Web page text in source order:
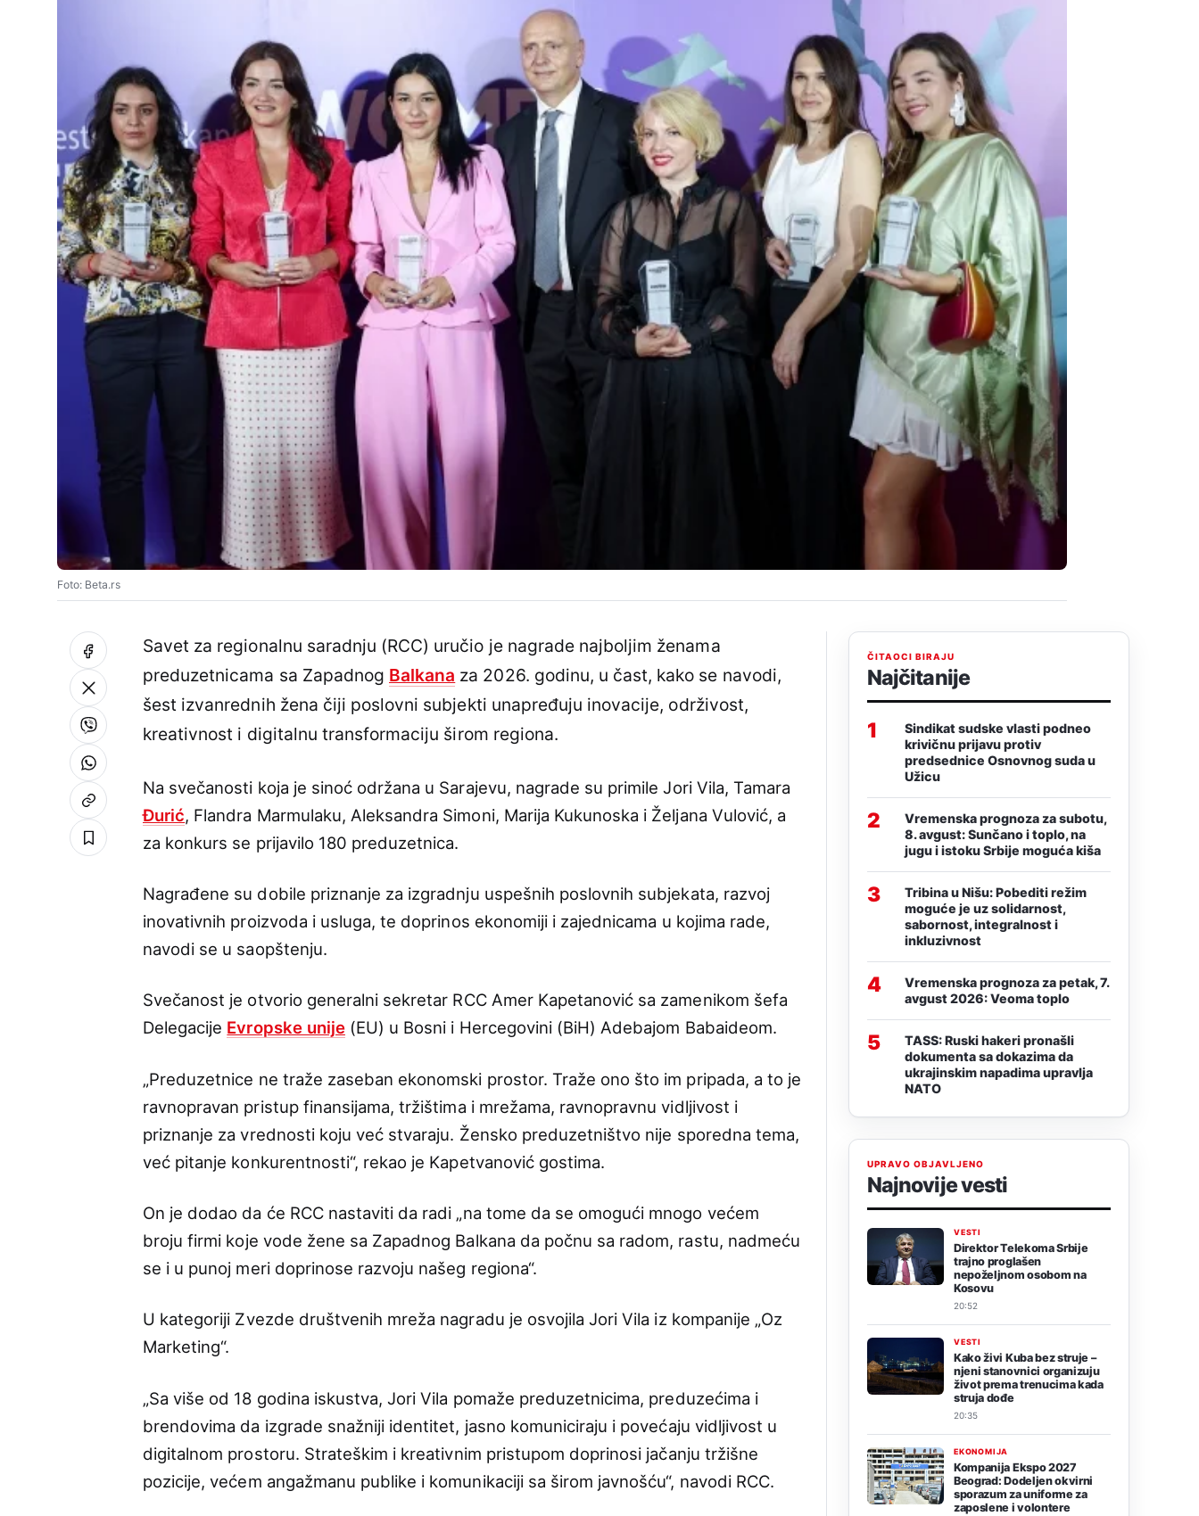
Foto: Beta.rs
Savet za regionalnu saradnju (RCC) uručio je nagrade najboljim ženama
preduzetnicama sa Zapadnog Balkana za 2026. godinu, u čast, kako se navodi,
šest izvanrednih žena čiji poslovni subjekti unapređuju inovacije, održivost,
kreativnost i digitalnu transformaciju širom regiona.
Na svečanosti koja je sinoć održana u Sarajevu, nagrade su primile Jori Vila, Tamara
Đurić, Flandra Marmulaku, Aleksandra Simoni, Marija Kukunoska i Željana Vulović, a
za konkurs se prijavilo 180 preduzetnica.
Nagrađene su dobile priznanje za izgradnju uspešnih poslovnih subjekata, razvoj
inovativnih proizvoda i usluga, te doprinos ekonomiji i zajednicama u kojima rade,
navodi se u saopštenju.
Svečanost je otvorio generalni sekretar RCC Amer Kapetanović sa zamenikom šefa
Delegacije Evropske unije(EU) u Bosni i Hercegovini (BiH) Adebajom Babaideom.
„Preduzetnice ne traže zaseban ekonomski prostor. Traže ono što im pripada, a to je
ravnopravan pristup finansijama, tržištima i mrežama, ravnopravnu vidljivost i
priznanje za vrednosti koju već stvaraju. Žensko preduzetništvo nije sporedna tema,
već pitanje konkurentnosti“, rekao je Kapetvanović gostima.
On je dodao da će RCC nastaviti da radi „na tome da se omogući mnogo većem
broju firmi koje vode žene sa Zapadnog Balkana da počnu sa radom, rastu, nadmeću
se i u punoj meri doprinose razvoju našeg regiona“.
U kategoriji Zvezde društvenih mreža nagradu je osvojila Jori Vila iz kompanije „Oz
Marketing“.
„Sa više od 18 godina iskustva, Jori Vila pomaže preduzetnicima, preduzećima i
brendovima da izgrade snažniji identitet, jasno komuniciraju i povećaju vidljivost u
digitalnom prostoru. Strateškim i kreativnim pristupom doprinosi jačanju tržišne
pozicije, većem angažmanu publike i komunikaciji sa širom javnošću“, navodi RCC.
ČITAOCI BIRAJU
Najčitanije
1
Sindikat sudske vlasti podneo
krivičnu prijavu protiv
predsednice Osnovnog suda u
Užicu
2
Vremenska prognoza za subotu,
8. avgust: Sunčano i toplo, na
jugu i istoku Srbije moguća kiša
3
Tribina u Nišu: Pobediti režim
moguće je uz solidarnost,
sabornost, integralnost i
inkluzivnost
4
Vremenska prognoza za petak, 7.
avgust 2026: Veoma toplo
5
TASS: Ruski hakeri pronašli
dokumenta sa dokazima da
ukrajinskim napadima upravlja
NATO
UPRAVO OBJAVLJENO
Najnovije vesti
VESTI
Direktor Telekoma Srbije
trajno proglašen
nepoželjnom osobom na
Kosovu
20:52
VESTI
Kako živi Kuba bez struje –
njeni stanovnici organizuju
život prema trenucima kada
struja dođe
20:35
EKONOMIJA
Kompanija Ekspo 2027
Beograd: Dodeljen okvirni
sporazum za uniforme za
zaposlene i volontere